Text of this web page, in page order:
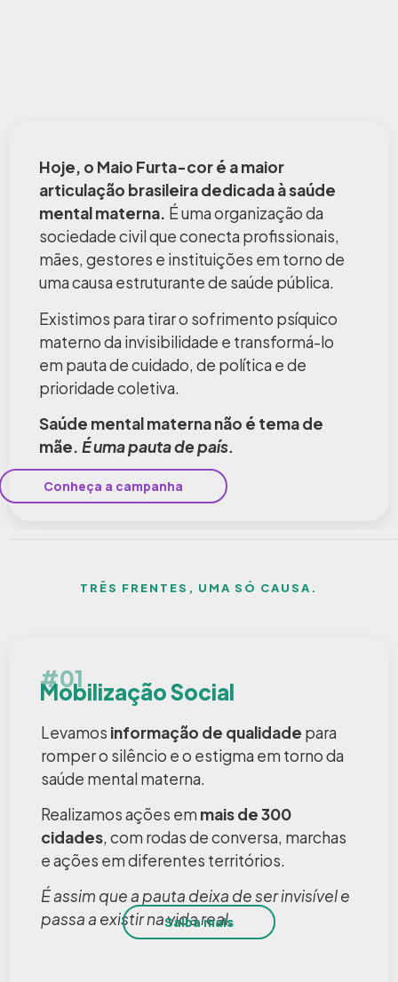
Hoje, o Maio Furta-cor é a maior
articulação brasileira dedicada à saúde
mental materna. É uma organização da
sociedade civil que conecta profissionais,
mães, gestores e instituições em torno de
uma causa estruturante de saúde pública.
Existimos para tirar o sofrimento psíquico
materno da invisibilidade e transformá-lo
em pauta de cuidado, de política e de
prioridade coletiva.
Saúde mental materna não é tema de
mãe. É uma pauta de país.
Conheça a campanha
TRÊS FRENTES, UMA SÓ CAUSA.
#01
Mobilização Social
Levamos informação de qualidade para
romper o silêncio e o estigma em torno da
saúde mental materna.
Realizamos ações em mais de 300
cidades, com rodas de conversa, marchas
e ações em diferentes territórios.
É assim que a pauta deixa de ser invisível e
passa a existir na vida real.
Saiba mais